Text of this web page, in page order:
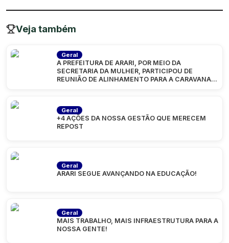
Veja também
Geral
A PREFEITURA DE ARARI, POR MEIO DA
SECRETARIA DA MULHER, PARTICIPOU DE
REUNIÃO DE ALINHAMENTO PARA A CARAVANA
Geral
+4 AÇÕES DA NOSSA GESTÃO QUE MERECEM
REPOST
Geral
ARARI SEGUE AVANÇANDO NA EDUCAÇÃO!
Geral
MAIS TRABALHO, MAIS INFRAESTRUTURA PARA A
NOSSA GENTE!